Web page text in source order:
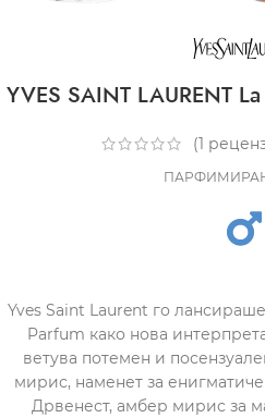
YVES SAINT LAURENT
(1
Yves Saint Laurent го
Parfum како нова
ветува потемен и
мирис, наменет за
Дрвенест, амбер мирис за